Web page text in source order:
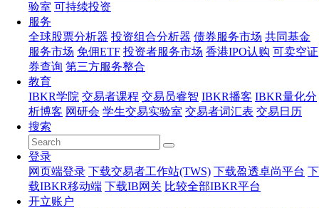
验室 可持续投资
服务
全球股票分析器 投资组合分析器 债券服务市场 共同基金
服务市场 免佣ETF 投资者服务市场 香港IPO认购 可卖空证
券查询 第三方服务整合
教育
IBKR学院 交易者课程 交易员睿智 IBKR播客 IBKR量化分
析博客 网研会 学生交易实验室 交易者词汇表 交易日历
搜索
登录
网页端登录 下载交易者工作站(TWS) 下载盈透卓尚平台 下
载IBKR移动端 下载IB网关 比较全部IBKR平台
开立账户